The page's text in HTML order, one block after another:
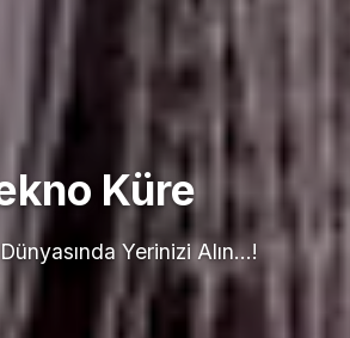
Küre
Yerinizi Alın...!